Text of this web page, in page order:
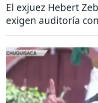
El exjuez Hebert
exigen auditoría